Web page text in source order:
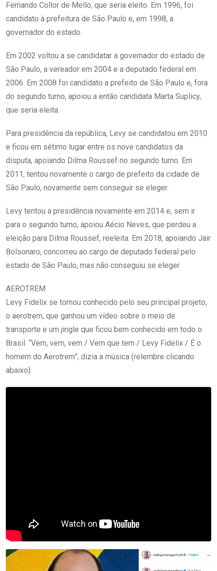
Fernando Collor de Mello, que seria eleito. Em 1996, foi
candidato à prefeitura de São Paulo e, em 1998, a
governador do estado.
Em 2002 voltou a se candidatar a governador do estado de
São Paulo, a vereador em 2004 e a deputado federal em
2006. Em 2008 foi candidato a prefeito de São Paulo e, fora
do segundo turno, apoiou a então candidata Marta Suplicy,
que seria eleita.
Para presidência da república, Levy se candidatou em 2010
e ficou em sétimo lugar entre os nove candidatos da
disputa, apoiando Dilma Roussef no segundo turno. Em
2011, tentou novamente o cargo de prefeito da cidade de
São Paulo, novamente sem conseguir se eleger.
Levy tentou a presidência novamente em 2014 e, sem ir
para o segundo turno, apoiou Aécio Neves, que perdeu a
eleição para Dilma Roussef, reeleita. Em 2018, apoiando Jair
Bolsonaro, concorreu ao cargo de deputado federal pelo
estado de São Paulo, mas não conseguiu se eleger.
AEROTREM
Levy Fidelix se tornou conhecido pelo seu principal projeto,
o aerotrem, que ganhou um vídeo sobre o meio de
transporte e um jingle que ficou bem conhecido em todo o
Brasil. “Vem, vem, vem / Vem que tem / Levy Fidelix / É o
homem do Aerotrem”, dizia a música (relembre clicando
abaixo).